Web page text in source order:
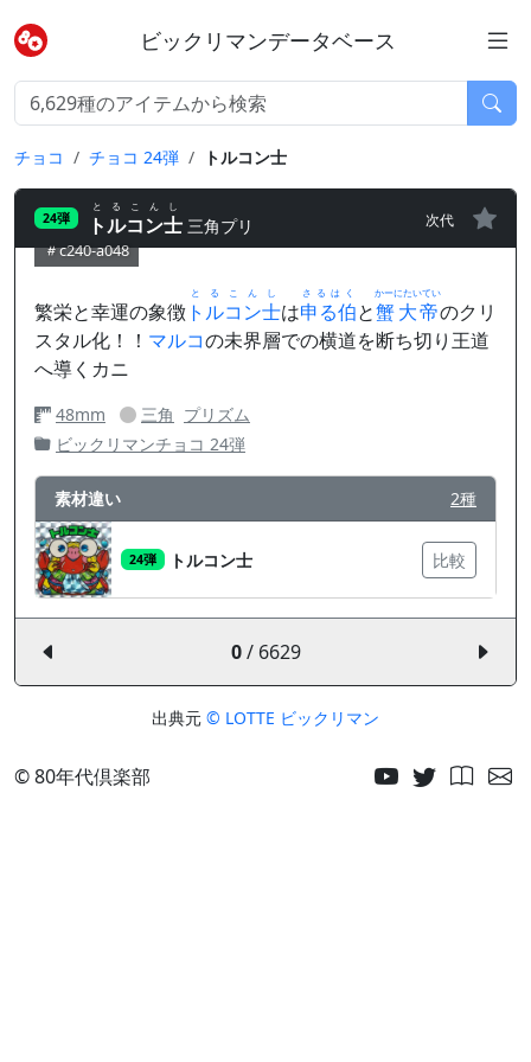
ビックリマンデータベース
チョコ チョコ 24弾 トルコン士
24弾 トルコン士
とるこんし
三角プリ 次代
c240-a048
繁栄と幸運の象徴 トルコン士
とるこんし
は申る伯
さるはく
と蟹大帝
かーにたいてい
のクリ
スタル化！！ マルコの未界層での横道を断ち切り王道
へ導くカニ
48mm 三角 プリズム
ビックリマンチョコ 24弾
素材違い 2種
24弾 トルコン士 比較
0/ 6629
出典元 © LOTTE ビックリマン
© 80年代倶楽部